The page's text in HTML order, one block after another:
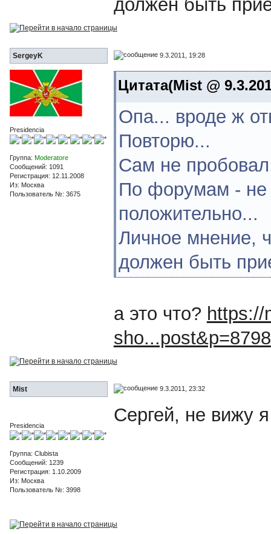
должен быть
SergeyK 9.3.2011, 19:28
Presidencia
Группа: Moderatore
Сообщений: 1091
Регистрация: 12.11.2008
Из: Москва
Пользователь №: 3675
Цитата(Mist @
Опа... вроде ж
Повторю...
Сам не
По форумам - не
положительно...
Личное мнение,
должен быть
а это что? https://
sho...post&p=8798
Mist 9.3.2011, 23:32
Presidencia
Группа: Clubista
Сообщений: 1239
Регистрация: 1.10.2009
Из: Москва
Пользователь №: 3998
Сергей, не вижу